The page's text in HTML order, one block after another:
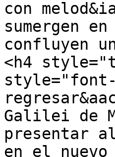
con
sumergen
confluyen
<h4
Galilei de
presentar
en el